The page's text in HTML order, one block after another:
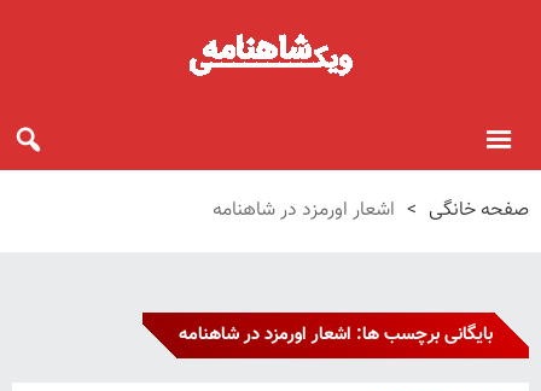
صفحه خانگی > اشعار اورمزد در شاهنامه
بایگانی برچسب ها: اشعار اورمزد در شاهنامه